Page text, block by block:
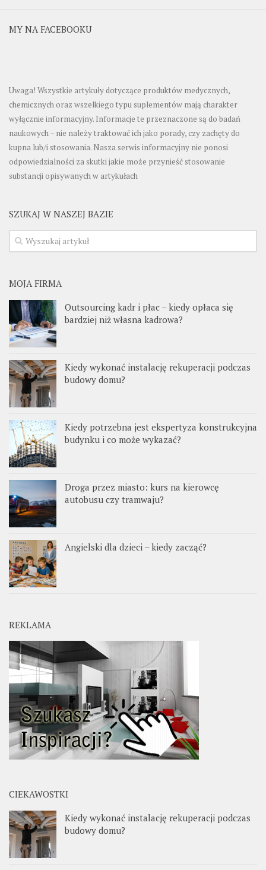
MY NA FACEBOOKU
Uwaga! Wszystkie artykuły dotyczące produktów medycznych,
chemicznych oraz wszelkiego typu suplementów mają charakter
wyłącznie informacyjny. Informacje te przeznaczone są do badań
naukowych – nie należy traktować ich jako porady, czy zachęty do
kupna lub/i stosowania. Nasza serwis informacyjny nie ponosi
odpowiedzialności za skutki jakie może przynieść stosowanie
substancji opisywanych w artykułach
SZUKAJ W NASZEJ BAZIE
MOJA FIRMA
Outsourcing kadr i płac – kiedy opłaca się
bardziej niż własna kadrowa?
Kiedy wykonać instalację rekuperacji podczas
budowy domu?
Kiedy potrzebna jest ekspertyza konstrukcyjna
budynku i co może wykazać?
Droga przez miasto: kurs na kierowcę
autobusu czy tramwaju?
Angielski dla dzieci – kiedy zacząć?
REKLAMA
CIEKAWOSTKI
Kiedy wykonać instalację rekuperacji podczas
budowy domu?